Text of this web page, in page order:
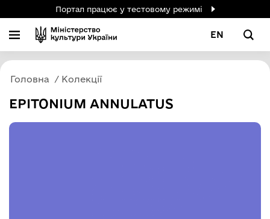
Портал працює у тестовому режимі
EN
Головна Колекції
EPITONIUM ANNULATUS